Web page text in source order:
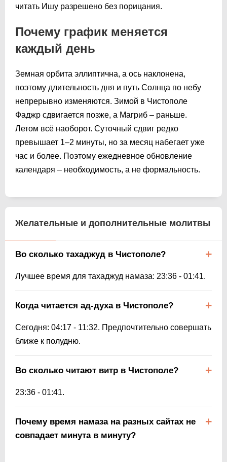
читать Ишу разрешено без порицания.
Почему график меняется
каждый день
Земная орбита эллиптична, а ось наклонена,
поэтому длительность дня и путь Солнца по небу
непрерывно изменяются. Зимой в Чистополе
Фаджр сдвигается позже, а Магриб – раньше.
Летом всё наоборот. Суточный сдвиг редко
превышает 1–2 минуты, но за месяц набегает уже
час и более. Поэтому ежедневное обновление
календаря – необходимость, а не формальность.
Желательные и дополнительные молитвы
Во сколько тахаджуд в Чистополе?
Лучшее время для тахаджуд намаза: 23:36 - 01:41.
Когда читается ад-духа в Чистополе?
Сегодня: 04:17 - 11:32. Предпочтительно совершать
ближе к полудню.
Во сколько читают витр в Чистополе?
23:36 - 01:41.
Почему время намаза на разных сайтах не
совпадает минута в минуту?